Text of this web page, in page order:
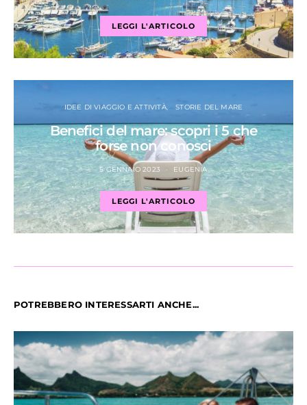
LEGGI L'ARTICOLO
IDEE DI VIAGGIO E ATTIVITÀ STORIE DEL MARE
Benefici del mare: scopri i 5 che
forse non conosci
5 GENNAIO 2023 EUGENIA
LEGGI L'ARTICOLO
POTREBBERO INTERESSARTI ANCHE...